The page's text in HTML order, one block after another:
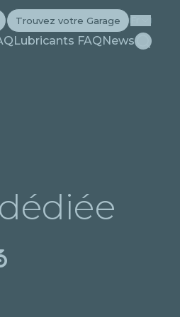
Lubricants FAQNews
Trouvez votre Garage